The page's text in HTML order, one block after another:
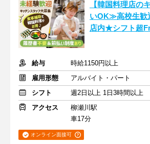
【韓国料理店の
いOK≫高校生歓
店内★シフト超
給与
時給1150円以上
雇用形態
アルバイト・パート
シフト
週2日以上 1日3時間以上
アクセス
柳瀬川駅
車17分
オンライン面接可